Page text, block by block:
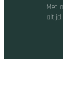
Met
altijd